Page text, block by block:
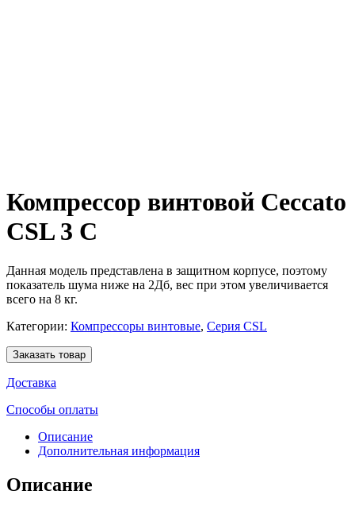
Компрессор винтовой Ceccato
CSL 3 C
Данная модель представлена в защитном корпусе, поэтому
показатель шума ниже на 2Дб, вес при этом увеличивается
всего на 8 кг.
Категории: Компрессоры винтовые, Серия CSL
Заказать товар
Доставка
Способы оплаты
Описание
Дополнительная информация
Описание